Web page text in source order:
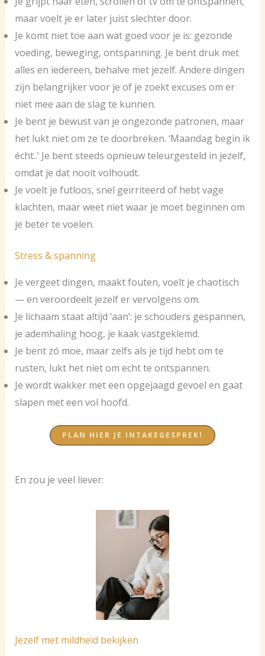
maar voelt je er later juist slechter door.
Je komt niet toe aan wat goed voor je is: gezonde
voeding, beweging, ontspanning. Je bent druk met
alles en iedereen, behalve met jezelf. Andere dingen
zijn belangrijker voor je of je zoekt excuses om er
niet mee aan de slag te kunnen.
Je bent je bewust van je ongezonde patronen, maar
het lukt niet om ze te doorbreken. ‘Maandag begin ik
écht..’ Je bent steeds opnieuw teleurgesteld in jezelf,
omdat je dat nooit volhoudt.
Je voelt je futloos, snel geïrriteerd of hebt vage
klachten, maar weet niet waar je moet beginnen om
je beter te voelen.
Stress & spanning
Je vergeet dingen, maakt fouten, voelt je chaotisch
— en veroordeelt jezelf er vervolgens om.
Je lichaam staat altijd ‘aan’: je schouders gespannen,
je ademhaling hoog, je kaak vastgeklemd.
Je bent zó moe, maar zelfs als je tijd hebt om te
rusten, lukt het niet om echt te ontspannen.
Je wordt wakker met een opgejaagd gevoel en gaat
slapen met een vol hoofd.
PLAN HIER JE INTAKEGESPREK!
En zou je veel liever:
Jezelf met mildheid bekijken